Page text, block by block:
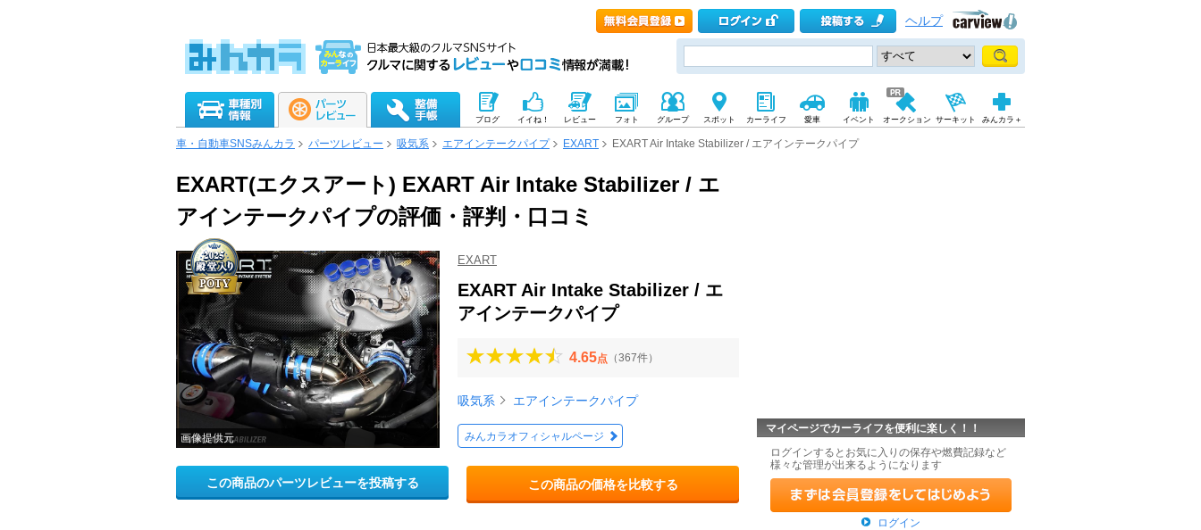
ヘルプ
ブログ イイね！ レビュー フォト グループ スポット カーライフ 愛車 イベント オークション サーキット みんカラ＋
車・自動車SNSみんカラ パーツレビュー 吸気系 エアインテークパイプ EXART EXART Air Intake Stabilizer / エアインテークパイプ
EXART(エクスアート) EXART Air Intake Stabilizer / エ
アインテークパイプの評価・評判・口コミ
画像提供元
EXART
EXART Air Intake Stabilizer / エ
アインテークパイプ
4.65点 （367件）
吸気系 エアインテークパイプ
みんカラオフィシャルページ
この商品のパーツレビューを投稿する この商品の価格を比較する
マイページでカーライフを便利に楽しく！！
ログインするとお気に入りの保存や燃費記録など
様々な管理が出来るようになります
ログイン